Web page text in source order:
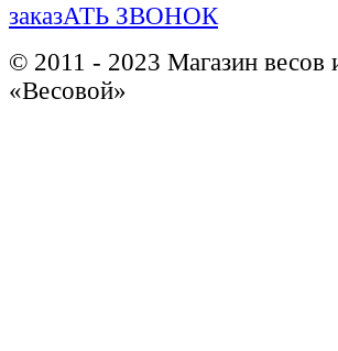
заказАТЬ ЗВОНОК
© 2011 - 2023 Магазин весов
«Весовой»